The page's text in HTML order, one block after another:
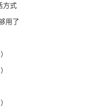
方式
用了